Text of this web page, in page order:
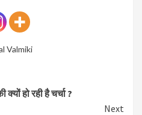
Valmiki
हो रही है चर्चा ?
Next